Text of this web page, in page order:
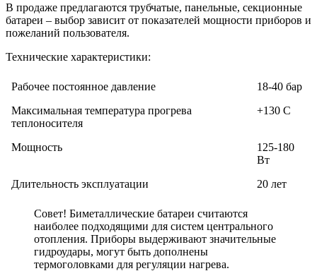
В продаже предлагаются трубчатые, панельные, секционные
батареи – выбор зависит от показателей мощности приборов и
пожеланий пользователя.
Технические характеристики:
Рабочее постоянное давление
18-40 бар
Максимальная температура прогрева
теплоносителя
+130 С
Мощность
125-180
Вт
Длительность эксплуатации
20 лет
Совет! Биметаллические батареи считаются
наиболее подходящими для систем центрального
отопления. Приборы выдерживают значительные
гидроудары, могут быть дополнены
термоголовками для регуляции нагрева.